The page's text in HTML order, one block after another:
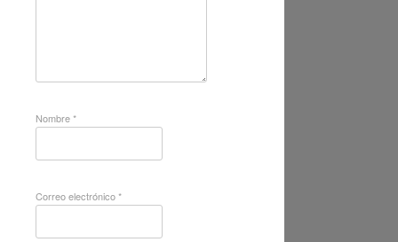
Nombre*
Correo electrónico*